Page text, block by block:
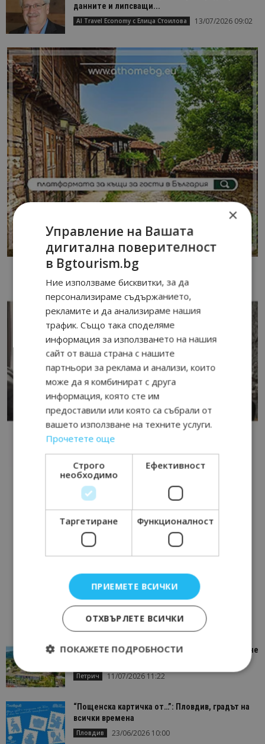
данните и липсващи...
AI Travel Economy с Елица Стоилова 13/07/2026 09:02
“Пощенска картичка от…”: Петрич – Изживяване
Петрич 11/07/2026 11:22
“Пощенска картичка от…”: Пловдив, градът на
всички времена
Пловдив 23/06/2026 10:00
×
Управление на Вашата
дигитална поверителност
в Bgtourism.bg
Ние използваме бисквитки, за да
персонализираме съдържанието,
рекламите и да анализираме нашия
трафик. Също така споделяме
информация за използването на нашия
сайт от ваша страна с нашите
партньори за реклама и анализи, които
може да я комбинират с друга
информация, която сте им
предоставили или която са събрали от
вашето използване на техните услуги.
Прочетете още
Строго
необходимо
Ефективност
Таргетиране Функционалност
ПРИЕМЕТЕ ВСИЧКИ
ОТХВЪРЛЕТЕ ВСИЧКИ
ПОКАЖЕТЕ ПОДРОБНОСТИ
Таргетиране
Функционалност
Строго необходимите бисквитки позволяват